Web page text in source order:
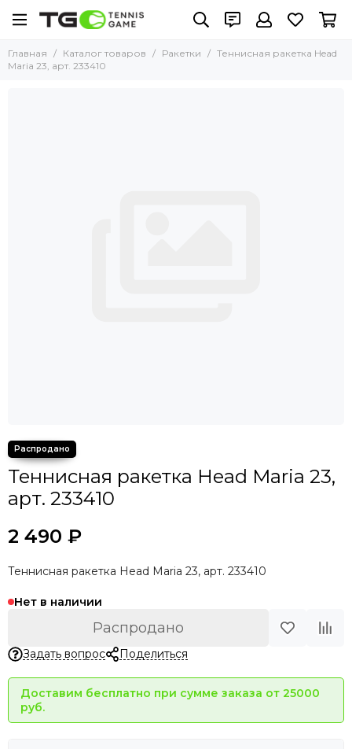
Главная Каталог товаров Ракетки
Теннисная ракетка Head
Maria 23, арт. 233410
Теннисная ракетка Head Maria 23,
арт. 233410
2 490 ₽
Теннисная ракетка Head Maria 23, арт. 233410
Нет в наличии
Распродано
Задать вопрос Поделиться
Доставим бесплатно при сумме заказа от 25000
руб.